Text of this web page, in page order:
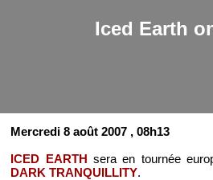
Iced Earth
Mercredi 8 août 2007 , 08h13
ICED EARTH sera en tournée
DARK TRANQUILLITY.